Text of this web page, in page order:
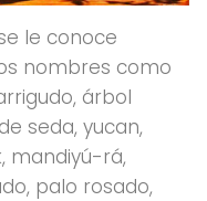
le conoce
nombres como
árbol
seda, yucan,
mandiyú-rá,
palo rosado,